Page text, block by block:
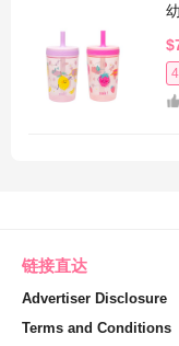
链接直达
Advertiser Disclosure
Terms and Conditions